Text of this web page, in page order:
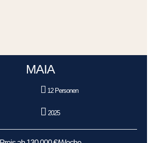
MAIA
12 Personen
2025